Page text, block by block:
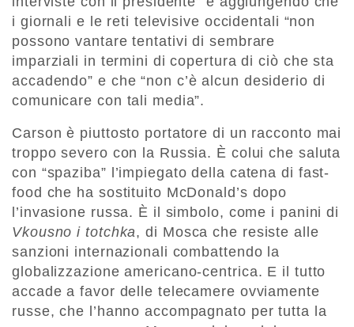
i giornali e le reti televisive occidentali “non
possono vantare tentativi di sembrare
imparziali in termini di copertura di ciò che sta
accadendo” e che “non c’è alcun desiderio di
comunicare con tali media”.
Carson è piuttosto portatore di un racconto mai
troppo severo con la Russia. È colui che saluta
con “spaziba” l’impiegato della catena di fast-
food che ha sostituito McDonald’s dopo
l’invasione russa. È il simbolo, come i panini di
Vkousno i totchka, di Mosca che resiste alle
sanzioni internazionali combattendo la
globalizzazione americano-centrica. E il tutto
accade a favor delle telecamere ovviamente
russe, che l’hanno accompagnato per tutta la